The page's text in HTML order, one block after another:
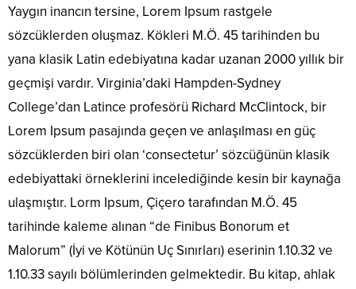
Yaygın inancın tersine, Lorem Ipsum rastgele
sözcüklerden oluşmaz. Kökleri M.Ö. 45 tarihinden bu
yana klasik Latin edebiyatına kadar uzanan 2000 yıllık bir
geçmişi vardır. Virginia’daki Hampden-Sydney
College’dan Latince profesörü Richard McClintock, bir
Lorem Ipsum pasajında geçen ve anlaşılması en güç
sözcüklerden biri olan ‘consectetur’ sözcüğünün klasik
edebiyattaki örneklerini incelediğinde kesin bir kaynağa
ulaşmıştır. Lorm Ipsum, Çiçero tarafından M.Ö. 45
tarihinde kaleme alınan “de Finibus Bonorum et
Malorum” (İyi ve Kötünün Uç Sınırları) eserinin 1.10.32 ve
1.10.33 sayılı bölümlerinden gelmektedir. Bu kitap, ahlak